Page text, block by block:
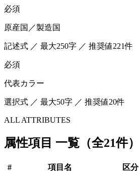
必須
原産国／製造国
記述式 ／ 最大250字 ／ 推奨値221件
必須
代表カラー
選択式 ／ 最大50字 ／ 推奨値20件
ALL ATTRIBUTES
属性項目 一覧（全21件）
# 項目名 区分